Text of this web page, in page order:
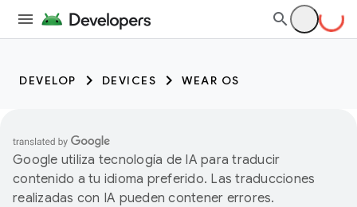
DEVELOP DEVICES WEAR OS
Google utiliza tecnología de IA para traducir
contenido a tu idioma preferido. Las traducciones
realizadas con IA pueden contener errores.